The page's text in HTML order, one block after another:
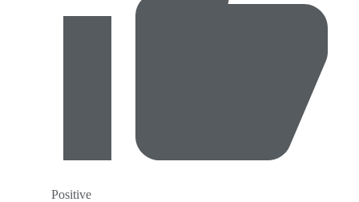
Positive